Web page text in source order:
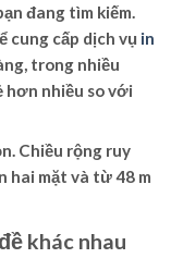
đang tìm kiếm.
cung cấp dịch vụ in
trong nhiều
nhiều so với
Chiều rộng ruy
hai mặt và từ 48 m
khác nhau